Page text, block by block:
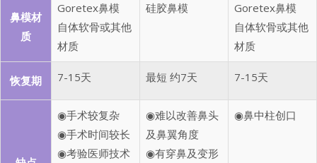
鼻模材
质
Goretex鼻模
自体软骨或其他
材质
硅胶鼻模
Goretex鼻模
自体软骨或其他
材质
恢复期 7-15天 最短 约7天 7-15天
◉手术较复杂
◉手术时间较长
◉考验医师技术
◉难以改善鼻头
及鼻翼角度
◉有穿鼻及变形
◉鼻中柱创口